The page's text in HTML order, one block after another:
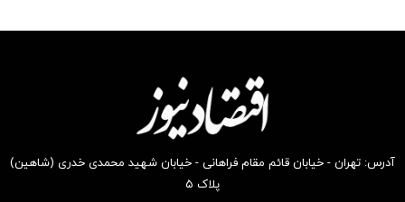
آدرس: تهران - خیابان قائم مقام فراهانی - خیابان شهید محمدی خدری (شاهین)
پلاک ۵